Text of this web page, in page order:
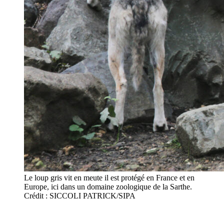
Le loup gris vit en meute il est protégé en France et en
Europe, ici dans un domaine zoologique de la Sarthe.
Crédit : SICCOLI PATRICK/SIPA